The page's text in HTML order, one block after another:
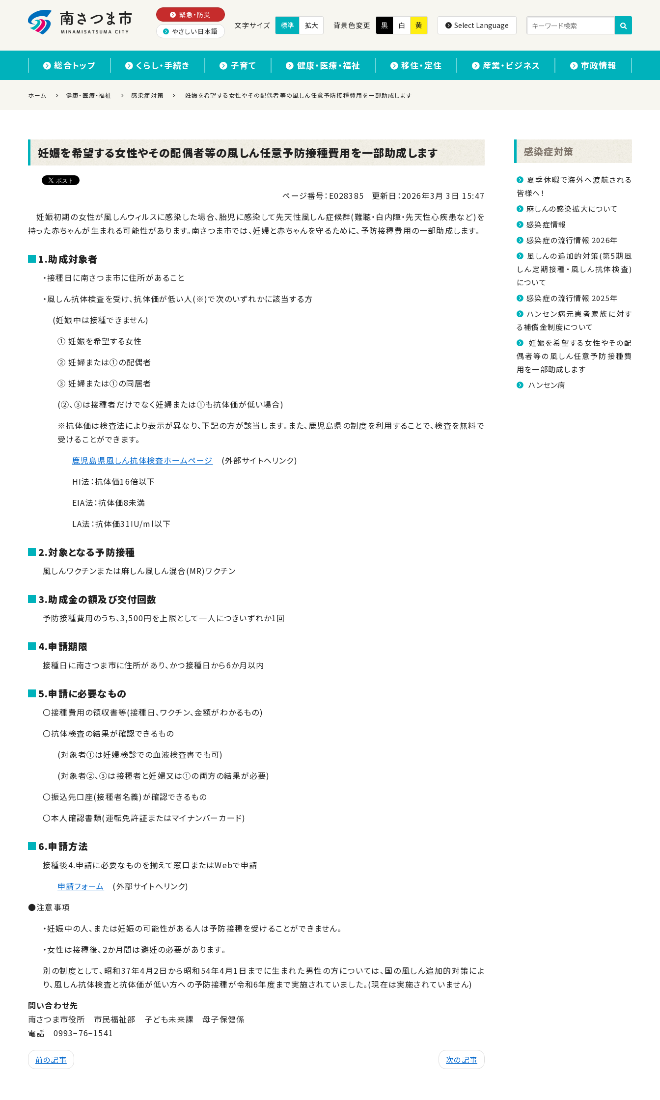
緊急・防災
やさしい日本語
文字サイズ 標準 拡大 背景色変更 黒 白 黄 Select Language
総合トップ くらし・手続き 子育て 健康・医療・福祉 移住・定住 産業・ビジネス 市政情報
ホーム 健康・医療・福祉 感染症対策 妊娠を希望する女性やその配偶者等の風しん任意予防接種費用を一部助成します
妊娠を希望する女性やその配偶者等の風しん任意予防接種費用を一部助成します
ページ番号：E028385 更新日：2026年3月 3日 15:47
妊娠初期の女性が風しんウィルスに感染した場合、胎児に感染して先天性風しん症候群(難聴・白内障・先天性心疾患など)を
持った赤ちゃんが生まれる可能性があります。南さつま市では、妊婦と赤ちゃんを守るために、予防接種費用の一部助成します。
1.助成対象者
・接種日に南さつま市に住所があること
・風しん抗体検査を受け、抗体価が低い人(※)で次のいずれかに該当する方
(妊娠中は接種できません)
① 妊娠を希望する女性
② 妊婦または①の配偶者
③ 妊婦または①の同居者
(②、③は接種者だけでなく妊婦または①も抗体価が低い場合)
※抗体価は検査法により表示が異なり、下記の方が該当します。また、鹿児島県の制度を利用することで、検査を無料で
受けることができます。
鹿児島県風しん抗体検査ホームページ
(外部サイトへリンク)
HI法：抗体価16倍以下
EIA法：抗体価8未満
LA法：抗体価31IU/ml以下
2.対象となる予防接種
風しんワクチンまたは麻しん風しん混合(MR)ワクチン
3.助成金の額及び交付回数
予防接種費用のうち、3,500円を上限として一人につきいずれか1回
4.申請期限
接種日に南さつま市に住所があり、かつ接種日から6か月以内
5.申請に必要なもの
〇接種費用の領収書等(接種日、ワクチン、金額がわかるもの)
〇抗体検査の結果が確認できるもの
(対象者①は妊婦検診での血液検査書でも可)
(対象者②、③は接種者と妊婦又は①の両方の結果が必要)
〇振込先口座(接種者名義)が確認できるもの
〇本人確認書類(運転免許証またはマイナンバーカード)
6.申請方法
接種後4.申請に必要なものを揃えて窓口またはWebで申請
申請フォーム (外部サイトへリンク)
●注意事項
・妊娠中の人、または妊娠の可能性がある人は予防接種を受けることができません。
・女性は接種後、2か月間は避妊の必要があります。
別の制度として、昭和37年4月2日から昭和54年4月1日までに生まれた男性の方については、国の風しん追加的対策によ
り、風しん抗体検査と抗体価が低い方への予防接種が令和6年度まで実施されていました。(現在は実施されていません)
問い合わせ先
南さつま市役所 市民福祉部 子ども未来課 母子保健係
電話 0993−76−1541
前の記事 次の記事
感染症対策
夏季休暇で海外へ渡航される
皆様へ！
麻しんの感染拡大について
感染症情報
感染症の流行情報 2026年
風しんの追加的対策(第5期風
しん定期接種・風しん抗体検査)
について
感染症の流行情報 2025年
ハンセン病元患者家族に対す
る補償金制度について
妊娠を希望する女性やその配
偶者等の風しん任意予防接種費
用を一部助成します
ハンセン病